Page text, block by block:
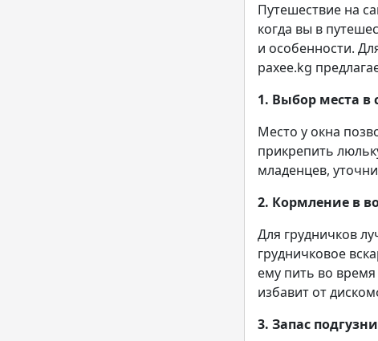
Путешествие на
когда вы в
и особенности.
paxee.kg
1. Выбор места в
Место у окна
прикрепить
младенцев,
2. Кормление в
Для грудничков
грудничковое
ему пить во
избавит от
3. Запас